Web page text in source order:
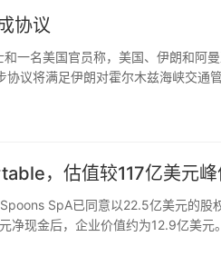
协议
一名美国官员称，美国、伊朗和阿
议将满足伊朗对霍尔木兹海峡交
，估值较117亿美元
SpA已同意以22.5亿美元的股
现金后，企业价值约为12.9亿美元